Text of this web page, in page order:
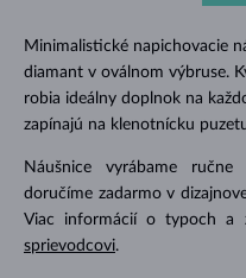
Minimalistické napichovacie
diamant v oválnom výbruse.
robia ideálny doplnok na
zapínajú na klenotnícku
Náušnice vyrábame
doručíme zadarmo v
Viac informácií o typoch a
sprievodcovi.